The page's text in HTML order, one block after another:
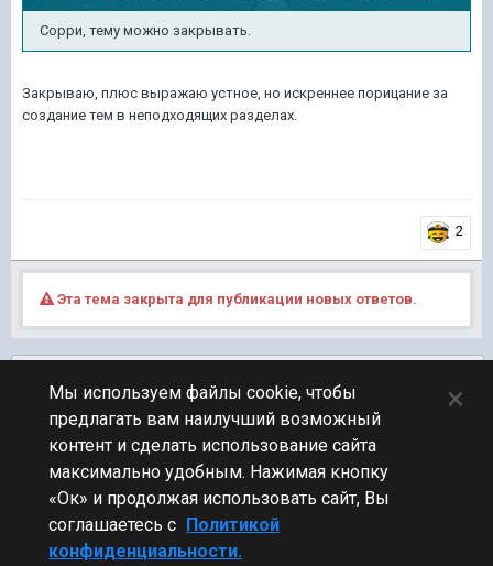
Сорри, тему можно закрывать.
Закрываю, плюс выражаю устное, но искреннее порицание за
создание тем в неподходящих разделах.
2
Эта тема закрыта для публикации новых ответов.
ПЕРЕЙТИ К СПИСКУ ТЕМ
Финансовые вопросы
Стиль
Мы используем файлы cookie, чтобы
предлагать вам наилучший возможный
контент и сделать использование сайта
максимально удобным. Нажимая кнопку
«Ок» и продолжая использовать сайт, Вы
соглашаетесь с Политикой
конфиденциальности.
×